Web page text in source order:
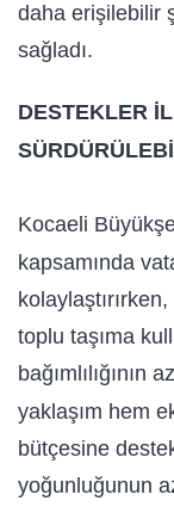
daha erişilebilir
sağladı.
DESTEKLER
Kocaeli
kapsamında
toplu taşıma
bağımlılığının
yaklaşım hem
bütçesine
yoğunluğunun